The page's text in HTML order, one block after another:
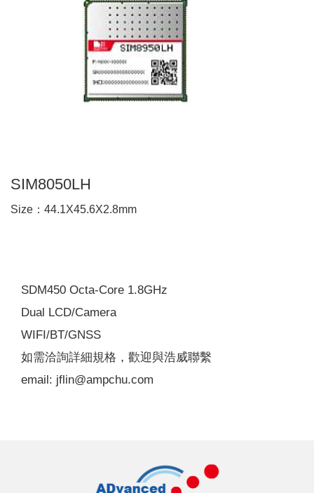
SIM8050LH
Size：44.1X45.6X2.8mm
SDM450 Octa-Core 1.8GHz
Dual LCD/Camera
WIFI/BT/GNSS
如需洽詢詳細規格，歡迎與浩威聯繫
email: jflin@ampchu.com